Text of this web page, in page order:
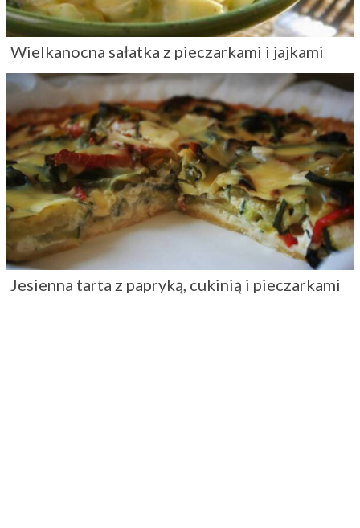
Wielkanocna sałatka z pieczarkami i jajkami
Jesienna tarta z papryką, cukinią i pieczarkami